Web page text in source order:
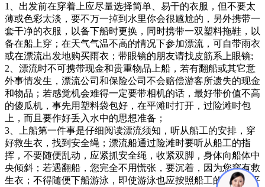
1、出发前在穿着上应尽量选择简单、易干的衣服，但不要太
薄或色彩太淡，要不万一掉到水里你会很尴尬的，另外携带一
套干净的衣服，以备下船时更换，同时携带一双塑料拖鞋，以
备在船上穿；在天气气温不高的情况下参加漂流，可自带雨衣
或在漂流出发地购买雨衣；带眼镜的朋友请找皮筋系上眼镜;
2、漂流时不可携带现金和贵重物品上船，若有翻船或其它意
外事情发生，漂流公司和保险公司不会赔偿游客所遗失的现金
和物品；若感觉机会难得一定要带相机的话，最好带价值不高
的傻瓜机，事先用塑料袋包好，在平滩时打开，过险滩时包
上，而且要作好丢入水中的思想准备；
3、上船第一件事是仔细阅读漂流须知，听从船工的安排，穿
好救生衣，找到安全绳；漂流船通过险滩时要听从船工的指
挥，不要随便乱动，应紧抓安全绳，收紧双脚，身体向船体中
央倾斜；若遇翻船，您完全不用慌张，要沉着，因为您穿有救
生衣；不得随便下船游泳，即使游泳也应按照船工的意见在平